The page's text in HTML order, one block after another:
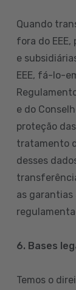
Quando
fora do
e
EEE, fá-lo-
e do
proteção
tratamento
desses
as garantias
6. Bases
Temos o